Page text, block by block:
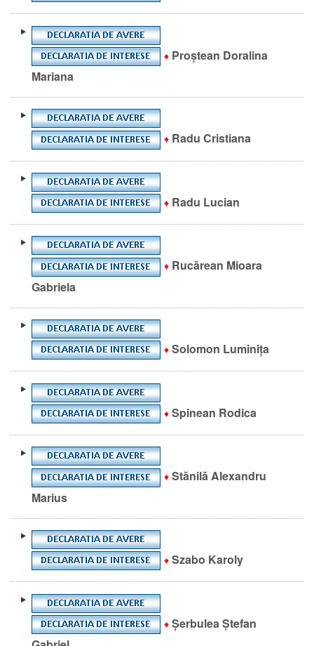
♦ Proștean Doralina
Mariana
♦ Radu Cristiana
♦ Radu Lucian
♦ Rucărean Mioara
Gabriela
♦ Solomon Luminița
♦ Spinean Rodica
♦ Stănilă Alexandru
Marius
♦ Szabo Karoly
♦ Șerbulea Ștefan